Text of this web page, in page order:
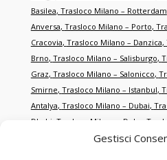
Gestisci
Basilea, Trasloco Milano – Rotterdam
Anversa, Trasloco Milano – Porto,
Cracovia, Trasloco Milano – Danzica,
Brno, Trasloco Milano – Salisburgo,
Graz, Trasloco Milano – Salonicco,
Smirne, Trasloco Milano – Istanbul,
Antalya, Trasloco Milano – Dubai,
Dhabi Trasloco Milano – Doha
Trasloco Milano – Hong